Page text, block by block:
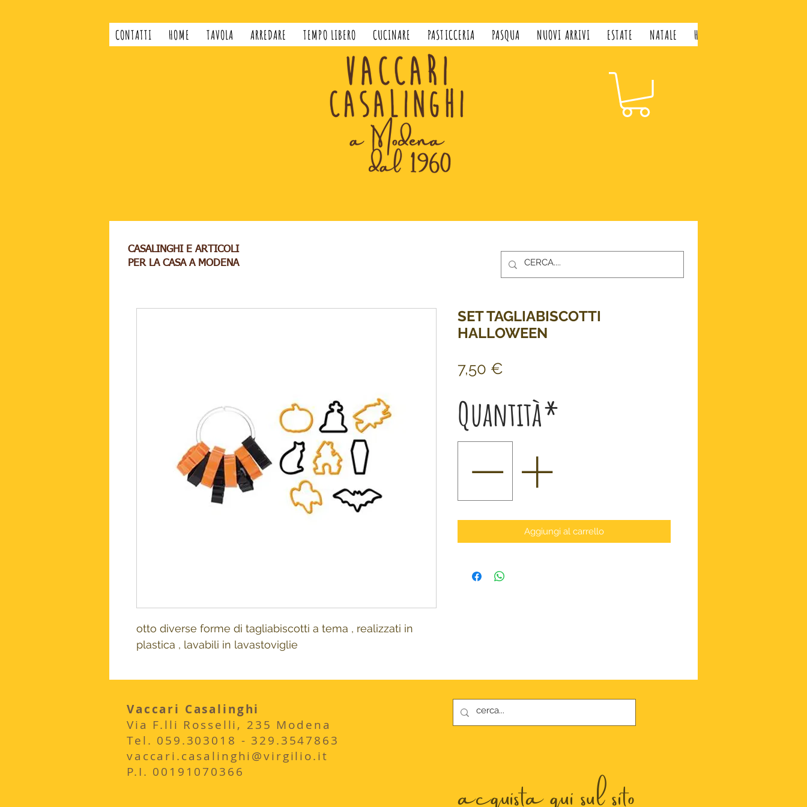
CONTATTI HOME TAVOLA ARREDARE TEMPO LIBERO CUCINARE PASTICCERIA PASQUA NUOVI ARRIVI ESTATE NATALE H&H LIFESTYLE
CASALINGHI E ARTICOLI
PER LA CASA A MODENA
otto diverse forme di tagliabiscotti a tema , realizzati in
plastica , lavabili in lavastoviglie
SET TAGLIABISCOTTI
HALLOWEEN
7,50 €
Quantità*
Aggiungi al carrello
Vaccari Casalinghi
Via F.lli Rosselli, 235 Modena
​Tel. 059.303018 - 329.3547863
vaccari.casalinghi@virgilio.it
P.I. 00191070366